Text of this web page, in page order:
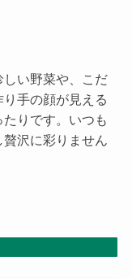
い野菜や、こだ
手の顔が見える
りです。いつも
沢に彩りません